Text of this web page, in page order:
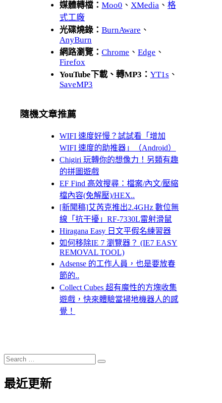
媒體轉檔： Moo0 、 XMedia 、 格
式工廠
光碟燒錄： BurnAware 、
AnyBurn
網路瀏覽： Chrome 、 Edge 、
Firefox
YouTube下載、轉MP3： YT1s 、
SaveMP3
隨機文章推薦
WIFI 速度好慢？試試看「增加
WIFI 速度的助推器」（Android）
Chigiri 玩轉你的想像力！另類有趣
的拼圖遊戲
EF Find 高效搜尋：檔案/內文/壓縮
檔內容(免解壓)/HEX..
[新聞稿]艾芮克推出2.4GHz 數位無
線「抗干擾」RF-7330L雷射滑鼠
Hiragana Easy 日文平假名練習器
如何移除IE 7 瀏覽器？ (IE7 EASY
REMOVAL TOOL)
Adsense 的工作人員，也是要放春
節的..
Collect Cubes 超有魔性的方塊收集
遊戲，快來體驗當掃地機器人的感
覺！
Search
for:
Search
最近更新